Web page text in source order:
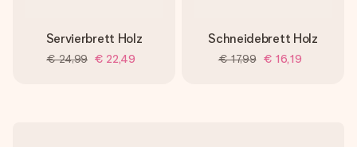
Servierbrett Holz
€ 24,99 € 22,49
Schneidebrett Holz
€ 17,99 € 16,19